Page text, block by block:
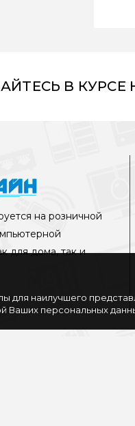
В
на розничной
для дома, так и
для наилучшего
Ваших персональных